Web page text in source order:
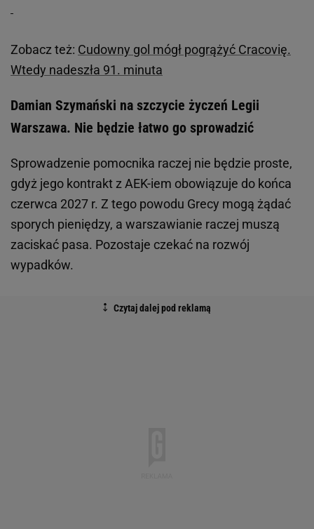
Zobacz też: Cudowny gol mógł pogrążyć Cracovię.
Wtedy nadeszła 91. minuta
Damian Szymański na szczycie życzeń Legii
Warszawa. Nie będzie łatwo go sprowadzić
Sprowadzenie pomocnika raczej nie będzie proste,
gdyż jego kontrakt z AEK-iem obowiązuje do końca
czerwca 2027 r. Z tego powodu Grecy mogą żądać
sporych pieniędzy, a warszawianie raczej muszą
zaciskać pasa. Pozostaje czekać na rozwój
wypadków.